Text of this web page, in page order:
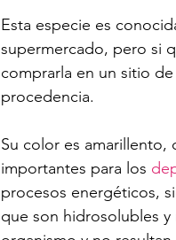
Esta especie es
supermercado, pero si
comprarla en un sitio
procedencia.
Su color es amarillento,
importantes para los
procesos energéticos,
que son hidrosolubles